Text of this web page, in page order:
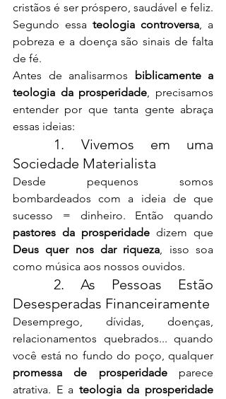
cristãos é ser próspero, saudável e feliz.
Segundo essa teologia controversa, a
pobreza e a doença são sinais de falta
de fé.
Antes de analisarmos biblicamente a
teologia da prosperidade, precisamos
entender por que tanta gente abraça
essas ideias:
Sociedade Materialista
Desde pequenos somos
bombardeados com a ideia de que
pastores da prosperidade
Deus quer nos dar riqueza, isso soa
como música aos nossos ouvidos.
Desesperadas Financeiramente
Desemprego, dívidas, doenças,
relacionamentos quebrados... quando
promessa de prosperidade parece
atrativa. E a teologia da prosperidade